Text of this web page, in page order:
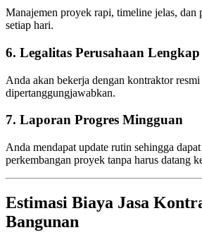
Manajemen proyek rapi, timeline jelas, dan
setiap hari.
6. Legalitas Perusahaan Lengkap
Anda akan bekerja dengan kontraktor resmi
dipertanggungjawabkan.
7. Laporan Progres Mingguan
Anda mendapat update rutin sehingga
perkembangan proyek tanpa harus datang
Estimasi Biaya Jasa
Bangunan